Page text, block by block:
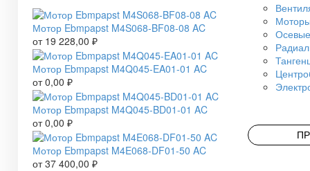
Мотор Ebmpapst M4S068-BF08-08 AC
от 19 228,00 ₽
Мотор Ebmpapst M4Q045-EA01-01 AC
от0,00 ₽
Мотор Ebmpapst M4Q045-BD01-01 AC
от0,00 ₽
Мотор Ebmpapst M4E068-DF01-50 AC
от37 400,00 ₽